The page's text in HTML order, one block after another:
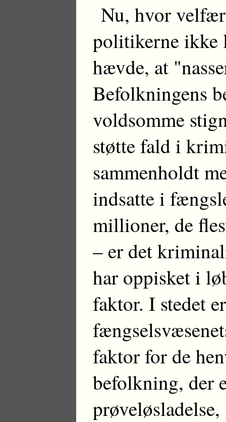
Nu, hvor
politikerne ikke
hævde, at
Befolkningens
voldsomme
støtte fald i
sammenholdt
indsatte i
millioner, de
– er det
har oppisket i
faktor. I stedet
faktor for de
befolkning, der